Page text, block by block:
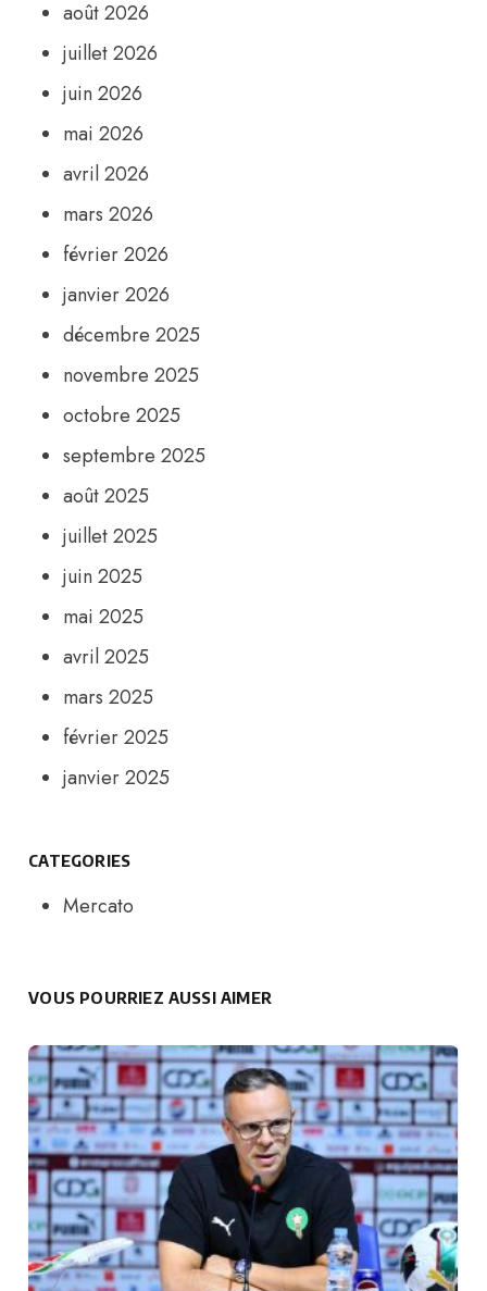
août 2026
juillet 2026
juin 2026
mai 2026
avril 2026
mars 2026
février 2026
janvier 2026
décembre 2025
novembre 2025
octobre 2025
septembre 2025
août 2025
juillet 2025
juin 2025
mai 2025
avril 2025
mars 2025
février 2025
janvier 2025
CATEGORIES
Mercato
VOUS POURRIEZ AUSSI AIMER